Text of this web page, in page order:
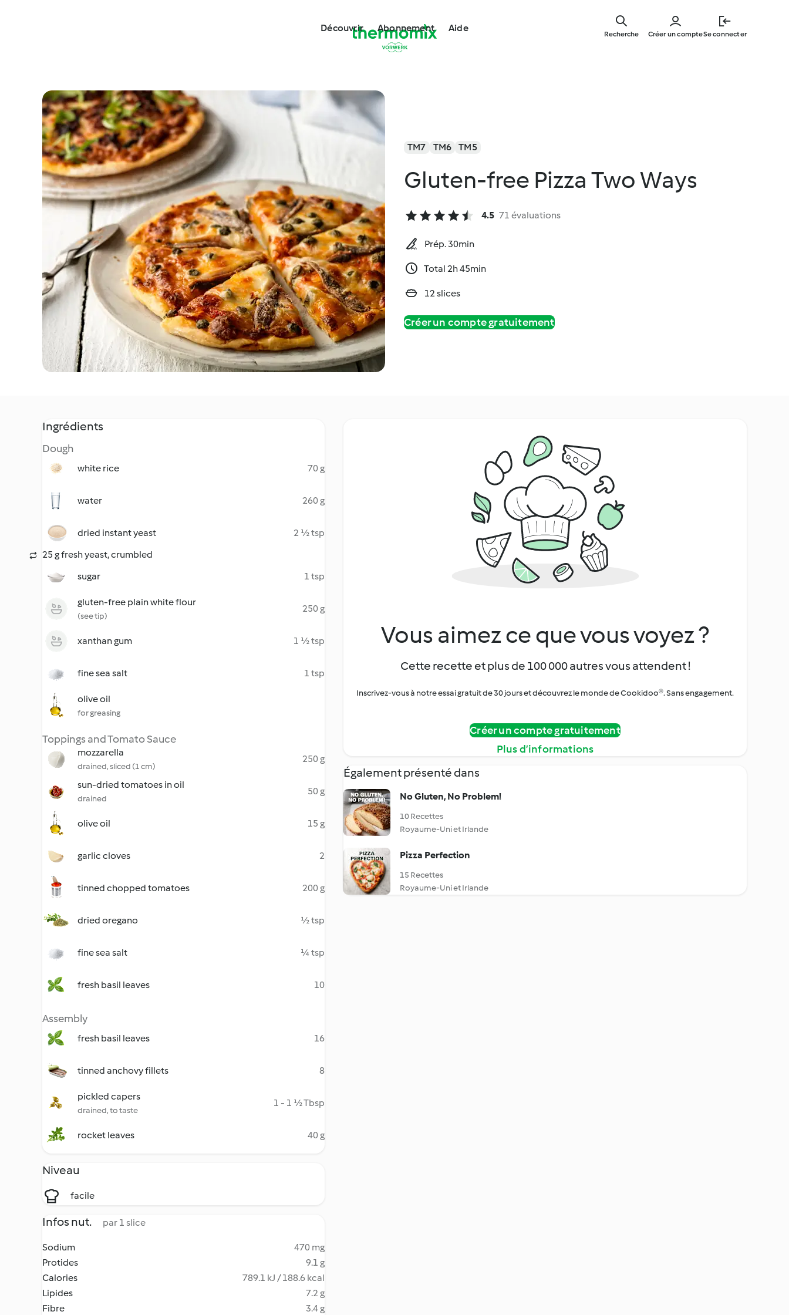
main
Découvrir Abonnement Aide
Créer un compteSe connecter
Recherche
TM7 TM6 TM5
Gluten-free Pizza Two Ways
4.5 71 évaluations
Prép. 30min
Total 2h 45min
12 slices
Créer un compte gratuitement
Ingrédients
Dough
white rice 70 g
water 260 g
dried instant yeast
2 ½ tsp
25 g fresh yeast, crumbled
sugar
1 tsp
gluten-free plain white flour
(see tip)
250 g
xanthan gum 1 ½ tsp
fine sea salt 1 tsp
olive oil
for greasing
Toppings and Tomato Sauce
mozzarella
drained, sliced (1 cm)
250 g
sun-dried tomatoes in oil
drained
50 g
olive oil 15 g
garlic cloves 2
tinned chopped tomatoes 200 g
dried oregano ½ tsp
fine sea salt ¼ tsp
fresh basil leaves 10
Assembly
fresh basil leaves 16
tinned anchovy fillets 8
pickled capers
drained, to taste
1 - 1 ½ Tbsp
rocket leaves 40 g
Niveau
facile
Infos nut. par 1 slice
Sodium
470 mg
Protides
9.1 g
Calories
789.1 kJ / 188.6 kcal
Lipides
7.2 g
Fibre
3.4 g
Vous aimez ce que vous voyez ?
Cette recette et plus de 100 000 autres vous attendent !
Inscrivez-vous à notre essai gratuit de 30 jours et découvrez le monde de Cookidoo®. Sans engagement.
Créer un compte gratuitement
Plus d’informations
Également présenté dans
No Gluten, No Problem!
10 Recettes
Royaume-Uni et Irlande
Pizza Perfection
15 Recettes
Royaume-Uni et Irlande